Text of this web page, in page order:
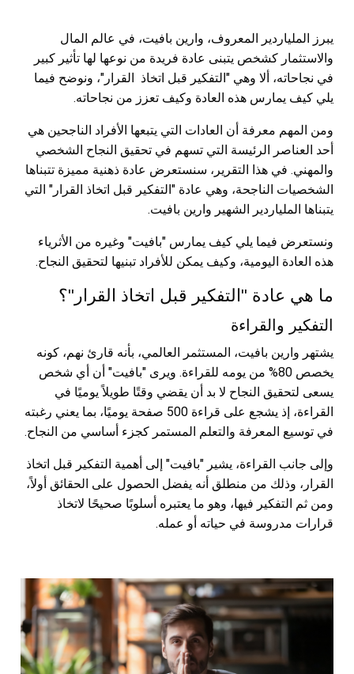
يبرز الملياردير المعروف، وارين بافيت، في عالم المال
والاستثمار كشخص يتبنى عادة فريدة من نوعها لها تأثير كبير
في نجاحاته، ألا وهي "التفكير قبل اتخاذ القرار"، ونوضح فيما
يلي كيف يمارس هذه العادة وكيف تعزز من نجاحاته.
ومن المهم معرفة أن العادات التي يتبعها الأفراد الناجحين هي
أحد العناصر الرئيسة التي تسهم في تحقيق النجاح الشخصي
والمهني. في هذا التقرير، سنستعرض عادة ذهنية مميزة تتبناها
الشخصيات الناجحة، وهي عادة "التفكير قبل اتخاذ القرار" التي
يتبناها الملياردير الشهير وارين بافيت.
ونستعرض فيما يلي كيف يمارس "بافيت" وغيره من الأثرياء
هذه العادة اليومية، وكيف يمكن للأفراد تبنيها لتحقيق النجاح.
ما هي عادة "التفكير قبل اتخاذ القرار"؟
التفكير والقراءة
يشتهر وارين بافيت، المستثمر العالمي، بأنه قارئ نهم، كونه
يخصص 80% من يومه للقراءة. ويرى "بافيت" أن أي شخص
يسعى لتحقيق النجاح لا بد أن يقضي وقتًا طويلاً يوميًا في
القراءة، إذ يشجع على قراءة 500 صفحة يوميًا، بما يعني رغبته
في توسيع المعرفة والتعلم المستمر كجزء أساسي من النجاح.
وإلى جانب القراءة، يشير "بافيت" إلى أهمية التفكير قبل اتخاذ
القرار، وذلك من منطلق أنه يفضل الحصول على الحقائق أولاً،
ومن ثم التفكير فيها، وهو ما يعتبره أسلوبًا صحيحًا لاتخاذ
قرارات مدروسة في حياته أو عمله.